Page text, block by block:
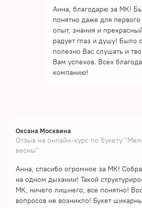
Анна, благодарю за МК!
понятно даже для
опыт, знания и
радует глаз и душу! Было
полезно Вас слушать и
Вам успехов. Всех
компанию!
Оксана Москвина
Отзыв на онлайн-курс по букету
весны"
Анна, спасибо огромное за МК!
на одном дыхании! Такой
МК, ничего лишнего, все понятно!
вопросов не возникло! Букет